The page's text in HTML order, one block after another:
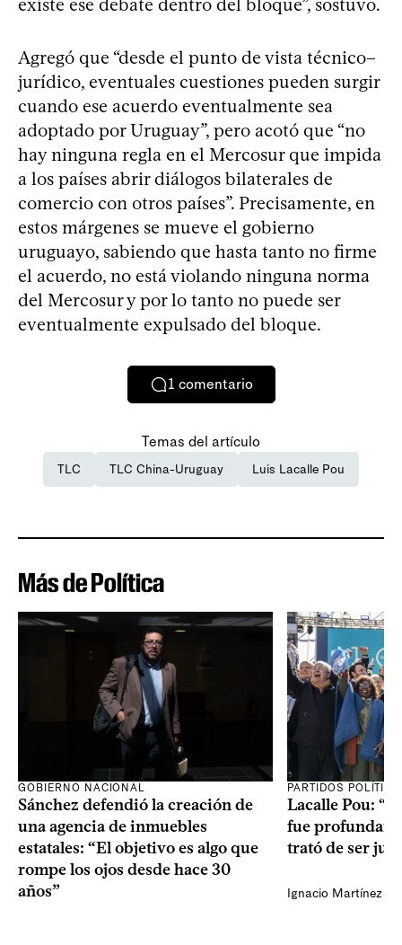
Agregó que “desde el punto de vista técnico–
jurídico, eventuales cuestiones pueden surgir
cuando ese acuerdo eventualmente sea
adoptado por Uruguay”, pero acotó que “no
hay ninguna regla en el Mercosur que impida
a los países abrir diálogos bilaterales de
comercio con otros países”. Precisamente, en
estos márgenes se mueve el gobierno
uruguayo, sabiendo que hasta tanto no firme
el acuerdo, no está violando ninguna norma
del Mercosur y por lo tanto no puede ser
eventualmente expulsado del bloque.
1 comentario
Temas del artículo
TLC TLC China-Uruguay Luis Lacalle Pou
Más de Política
GOBIERNO NACIONAL
Sánchez defendió la creación de
una agencia de inmuebles
estatales: “El objetivo es algo que
rompe los ojos desde hace 30
años”
PARTIDOS
Lacalle Pou:
fue
trató de ser
Ignacio Martínez